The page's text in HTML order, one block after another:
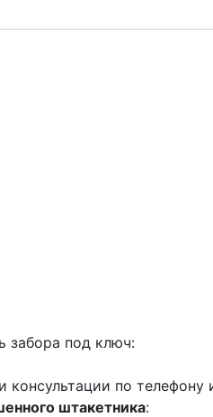
забора под ключ:
консультации по телефону
штакетника: